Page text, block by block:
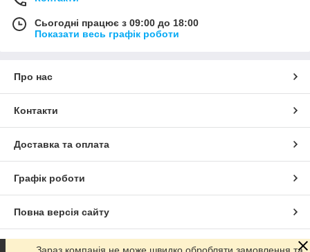
Сьогодні працює з 09:00 до 18:00
Показати весь графік роботи
Про нас
Контакти
Доставка та оплата
Графік роботи
Повна версія сайту
Сайт створено на маркетплейсі Prom.ua